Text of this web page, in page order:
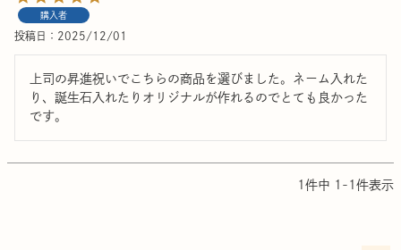
購入者
投稿日 2025/12/01
上司の昇進祝いでこちらの商品を選びました。ネーム入れた
り、誕生石入れたりオリジナルが作れるのでとても良かった
です。
1 件中 1 - 1 件表示